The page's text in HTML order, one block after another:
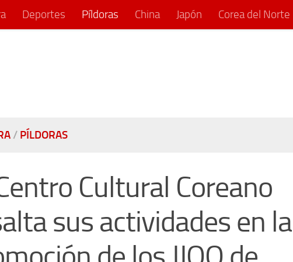
Deportes Píldoras China Japón Corea del Norte
/ PÍLDORAS
Cultural Coreano
sus actividades en la